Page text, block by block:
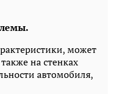
может
на стенках
автомобиля,